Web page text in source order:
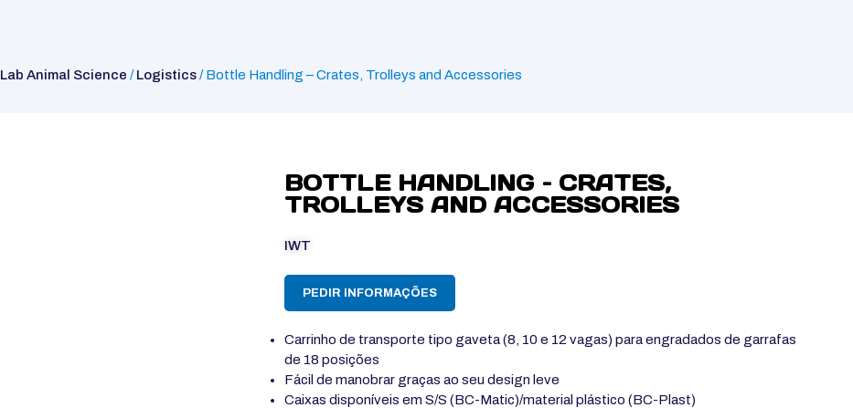
Lab Animal Science /Logistics/ Bottle Handling – Crates, Trolleys and Accessories
BOTTLE HANDLING – CRATES,
TROLLEYS AND ACCESSORIES
IWT
PEDIR INFORMAÇÕES
Carrinho de transporte tipo gaveta (8, 10 e 12 vagas) para engradados de garrafas
de 18 posições
Fácil de manobrar graças ao seu design leve
Caixas disponíveis em S/S (BC-Matic)/material plástico (BC-Plast)